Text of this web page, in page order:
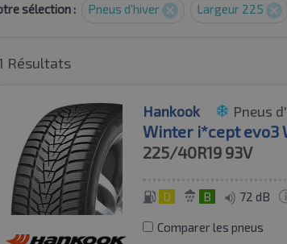
sélection : Pneus d'hiver Largeur 225
Résultats
Hankook Pneus
Winter i*cept evo3
225/40R19 93V
D B 72 dB
Comparer les pneus